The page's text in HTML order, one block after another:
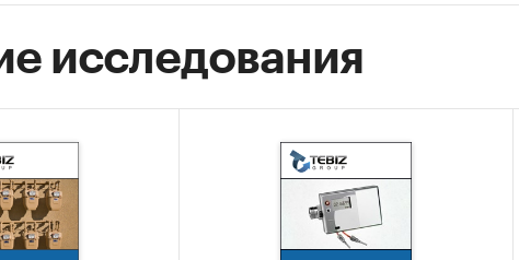
8. Основные события, тенденции
(в ближайшие несколько лет)
счетчиков газа в России.
Объект исследования
Рынок счетчиков газа в России.
исследования